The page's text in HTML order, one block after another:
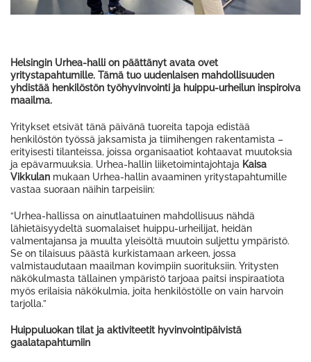
Helsingin Urhea-halli on päättänyt avata ovet
yritystapahtumille. Tämä tuo uudenlaisen mahdollisuuden
yhdistää henkilöstön työhyvinvointi ja huippu-urheilun inspiroiva
maailma.
Yritykset etsivät tänä päivänä tuoreita tapoja edistää
henkilöstön työssä jaksamista ja tiimihengen rakentamista –
erityisesti tilanteissa, joissa organisaatiot kohtaavat muutoksia
ja epävarmuuksia. Urhea-hallin liiketoimintajohtaja Kaisa
Vikkulan mukaan Urhea-hallin avaaminen yritystapahtumille
vastaa suoraan näihin tarpeisiin:
“Urhea-hallissa on ainutlaatuinen mahdollisuus nähdä
lähietäisyydeltä suomalaiset huippu-urheilijat, heidän
valmentajansa ja muulta yleisöltä muutoin suljettu ympäristö.
Se on tilaisuus päästä kurkistamaan arkeen, jossa
valmistaudutaan maailman kovimpiin suorituksiin. Yritysten
näkökulmasta tällainen ympäristö tarjoaa paitsi inspiraatiota
myös erilaisia näkökulmia, joita henkilöstölle on vain harvoin
tarjolla.”
Huippuluokan tilat ja aktiviteetit hyvinvointipäivistä
gaalatapahtumiin